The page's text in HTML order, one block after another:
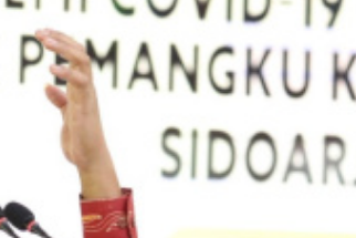
Yang Profesional Dan Kapabel, Komisi B Dua Kali